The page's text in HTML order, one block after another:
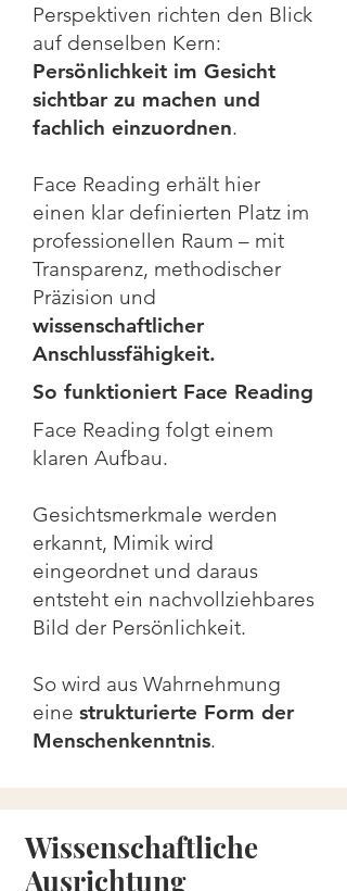
Perspektiven richten den Blick
auf denselben Kern:
Persönlichkeit im Gesicht
sichtbar zu machen und
fachlich einzuordnen.
Face Reading erhält hier
einen klar definierten Platz im
professionellen Raum – mit
Transparenz, methodischer
Präzision und
wissenschaftlicher
Anschlussfähigkeit.
So funktioniert Face Reading
Face Reading folgt einem
klaren Aufbau.
Gesichtsmerkmale werden
erkannt, Mimik wird
eingeordnet und daraus
entsteht ein nachvollziehbares
Bild der Persönlichkeit.
So wird aus Wahrnehmung
eine strukturierte Form der
Menschenkenntnis.
Wissenschaftliche
Ausrichtung